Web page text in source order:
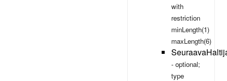
with
restriction
minLength(1)
maxLength(6)
- optional;
type